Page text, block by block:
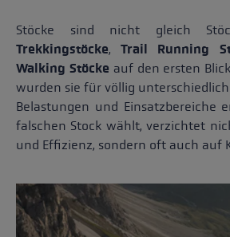
Stöcke sind nicht gleich
Trekkingstöcke,Trail Running
Walking Stöcke auf den ersten
wurden sie für völlig
Belastungen und Einsatzbereiche
falschen Stock wählt, verzichtet
und Effizienz, sondern oft auch auf